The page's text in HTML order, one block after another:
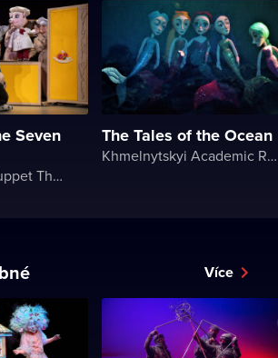
Seven
Ivano-Frankivsk Puppet Theater
The Tales of the Ocean
Khmelnytskyi Academic Regional Puppet Theater
Více